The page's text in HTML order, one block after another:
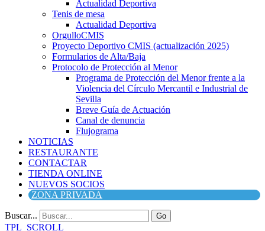
Actualidad Deportiva
Tenis de mesa
Actualidad Deportiva
OrgulloCMIS
Proyecto Deportivo CMIS (actualización 2025)
Formularios de Alta/Baja
Protocolo de Protección al Menor
Programa de Protección del Menor frente a la
Violencia del Círculo Mercantil e Industrial de
Sevilla
Breve Guía de Actuación
Canal de denuncia
Flujograma
NOTICIAS
RESTAURANTE
CONTACTAR
TIENDA ONLINE
NUEVOS SOCIOS
ZONA PRIVADA
Buscar... Go
TPL_SCROLL